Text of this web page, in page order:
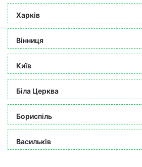
Харків
Вінниця
Київ
Біла Церква
Бориспіль
Васильків